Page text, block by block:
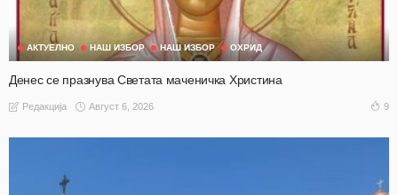
АКТУЕЛНО НАШ ИЗБОР НАШ ИЗБОР ОХРИД
Денес се празнува Светата маченичка Христина
Редакција Август 6, 2026 9